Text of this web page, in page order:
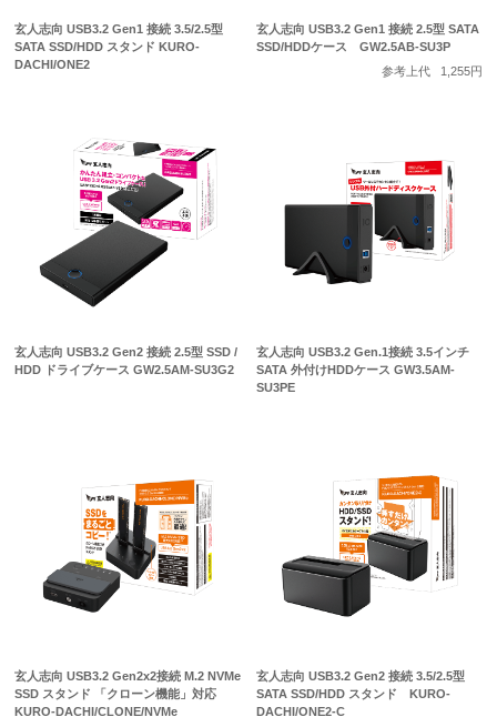
玄人志向 USB3.2 Gen1 接続 3.5/2.5型
SATA SSD/HDD スタンド KURO-
DACHI/ONE2
玄人志向 USB3.2 Gen1 接続 2.5型 SATA
SSD/HDDケース GW2.5AB-SU3P
参考上代
1,255円
玄人志向 USB3.2 Gen2 接続 2.5型 SSD /
HDD ドライブケース GW2.5AM-SU3G2
玄人志向 USB3.2 Gen.1接続 3.5インチ
SATA 外付けHDDケース GW3.5AM-
SU3PE
玄人志向 USB3.2 Gen2x2接続 M.2 NVMe
SSD スタンド 「クローン機能」対応
KURO-DACHI/CLONE/NVMe
玄人志向 USB3.2 Gen2 接続 3.5/2.5型
SATA SSD/HDD スタンド KURO-
DACHI/ONE2-C